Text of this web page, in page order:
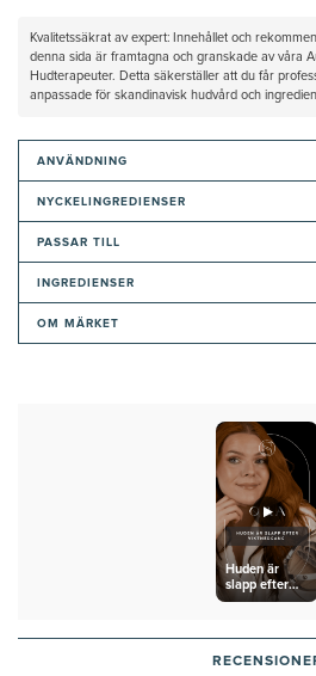
Kvalitetssäkrat av expert: Innehållet och
denna sida är framtagna och granskade av våra
Hudterapeuter. Detta säkerställer att du får
anpassade för skandinavisk hudvård och
ANVÄNDNING
NYCKELINGREDIENSER
PASSAR TILL
INGREDIENSER
OM MÄRKET
Huden är
slapp efter
viktnedgång